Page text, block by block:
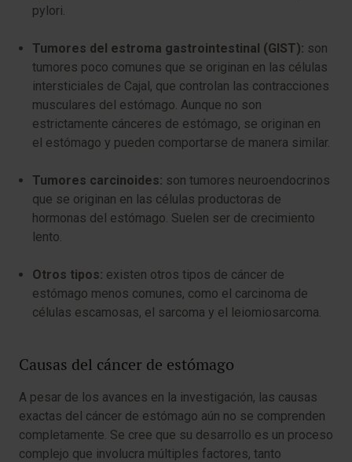
pylori
Tumores del estroma gastrointestinal (GIST): son
tumores poco comunes que se originan en las células
intersticiales de Cajal, que controlan las contracciones
musculares del estómago. Aunque no son
estrictamente cánceres de estómago, se originan en
el estómago y pueden comportarse de manera similar.
Tumores carcinoides: son tumores neuroendocrinos
que se originan en las células productoras de
hormonas del estómago. Suelen ser de crecimiento
lento.
Otros tipos: existen otros tipos de cáncer de
estómago menos comunes, como el carcinoma de
células escamosas, el sarcoma y el leiomiosarcoma.
Causas del cáncer de estómago
A pesar de los avances en la investigación, las causas
exactas del cáncer de estómago aún no se comprenden
completamente. Se cree que su desarrollo es un proceso
complejo que involucra múltiples factores, tanto